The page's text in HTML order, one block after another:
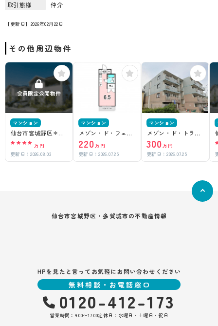
取引態様
仲介
【更新日】2026年02月22日
その他周辺物件
会員限定公開物件
マンション
仙台市宮城野区＊＊
＊＊
**** 万円
更新日：2026.08.03
マンション
メゾン・ド・フェリ
ー
220万円
更新日：2026.07.25
マンション
メゾン・ド・トラジ
ェ
300万円
更新日：2026.07.25
仙台市宮城野区・多賀城市の不動産情報
HPを見たと言ってお気軽にお問い合わせください
無料相談・お電話窓口
0120-412-173
営業時間：9:00〜17:00定休日：水曜日・土曜日・祝日